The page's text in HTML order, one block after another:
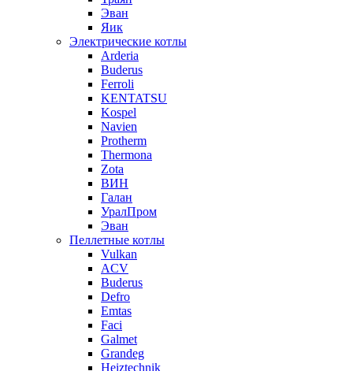
Эван
Яик
Электрические котлы
Arderia
Buderus
Ferroli
KENTATSU
Kospel
Navien
Protherm
Thermona
Zota
ВИН
Галан
УралПром
Эван
Пеллетные котлы
Vulkan
ACV
Buderus
Defro
Emtas
Faci
Galmet
Grandeg
Heiztechnik